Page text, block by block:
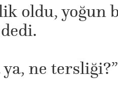
oldu, yoğun
ya, ne tersliği?”